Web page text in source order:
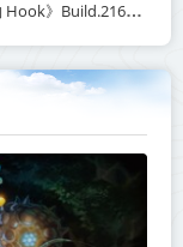
《绞脑挂钩 Hook》Build.21678887-免安装中文版丨中文版网盘下载